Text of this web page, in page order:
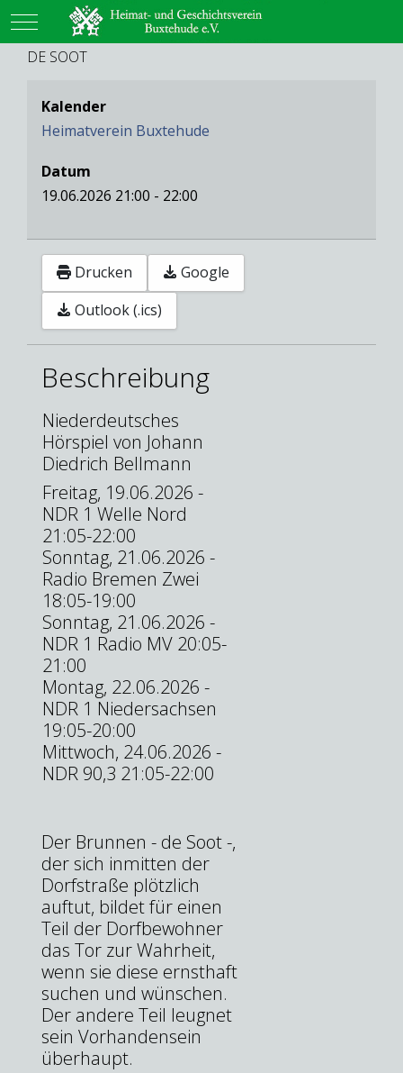
Mobile Menu Toggle
DE SOOT
Kalender
Heimatverein Buxtehude
Datum
19.06.2026 21:00 - 22:00
Drucken
Google
Outlook (.ics)
Beschreibung
Niederdeutsches
Hörspiel von Johann
Diedrich Bellmann
Freitag, 19.06.2026 -
NDR 1 Welle Nord
21:05-22:00
Sonntag, 21.06.2026 -
Radio Bremen Zwei
18:05-19:00
Sonntag, 21.06.2026 -
NDR 1 Radio MV 20:05-
21:00
Montag, 22.06.2026 -
NDR 1 Niedersachsen
19:05-20:00
Mittwoch, 24.06.2026 -
NDR 90,3 21:05-22:00
Der Brunnen - de Soot -,
der sich inmitten der
Dorfstraße plötzlich
auftut, bildet für einen
Teil der Dorfbewohner
das Tor zur Wahrheit,
wenn sie diese ernsthaft
suchen und wünschen.
Der andere Teil leugnet
sein Vorhandensein
überhaupt.